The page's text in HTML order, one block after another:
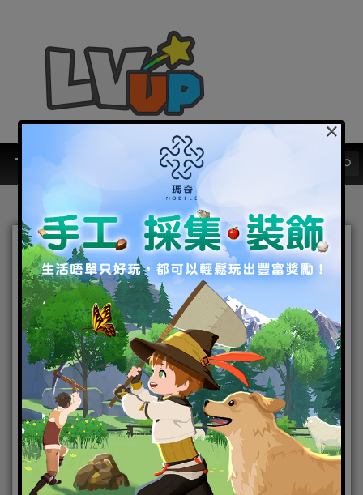
Com2uS《魔靈召喚》IP全
新力作《魔靈召喚：克羅尼
柯戰記》宣布參展2023 台北
國際電玩展
2023-01-19 |Android,IOS,手機遊戲,焦點新聞
×